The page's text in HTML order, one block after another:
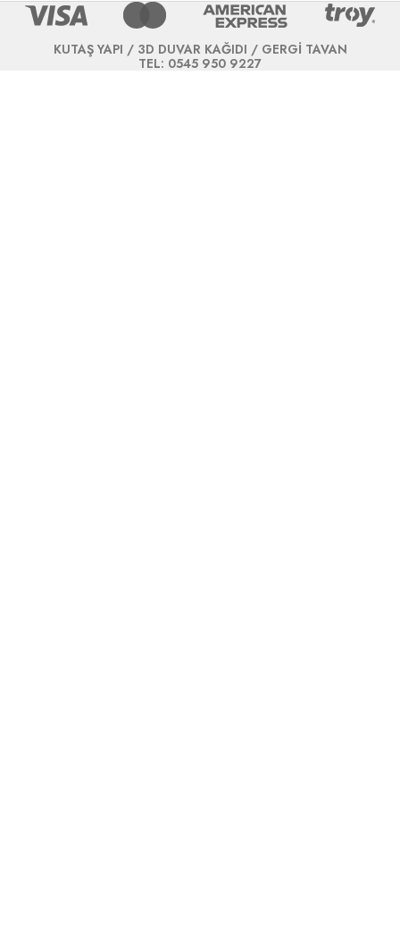
KUTAŞ YAPI / 3D DUVAR KAĞIDI / GERGİ TAVAN
TEL: 0545 950 9227